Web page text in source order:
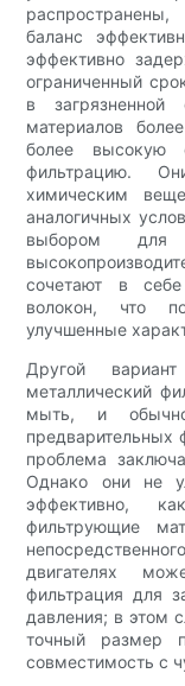
баланс
эффективно
ограниченный
в загрязненной
материалов
более высокую
фильтрацию.
химическим
аналогичных
выбором для
сочетают в
волокон, что
улучшенные
Другой
металлический
мыть, и
предварительных
проблема
Однако они не
эффективно,
фильтрующие
двигателях
фильтрация для
давления; в этом
точный размер
совместимость с